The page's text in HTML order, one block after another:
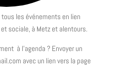
les événements en lien
sociale, à Metz et alentours.
à l’agenda ? Envoyer un
avec un lien vers la page